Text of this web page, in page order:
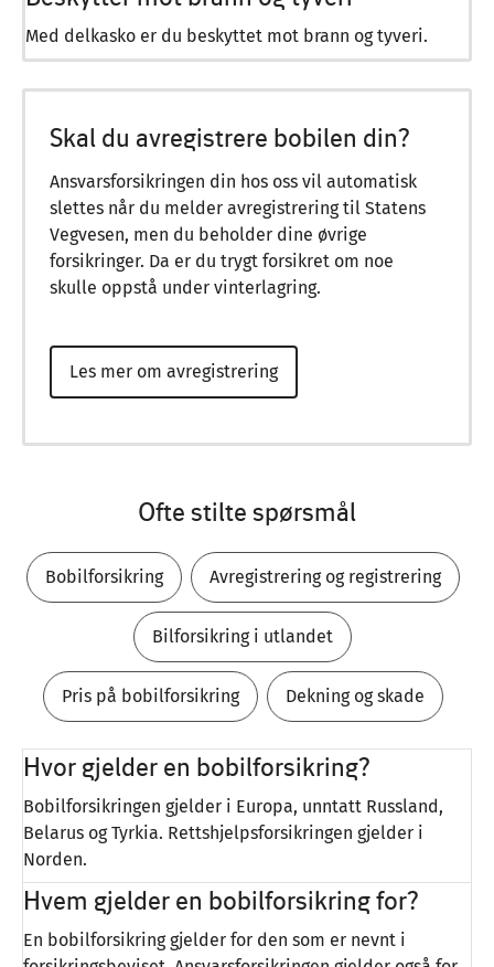
Med delkasko er du beskyttet mot brann og tyveri.
Skal du avregistrere bobilen din?
Ansvarsforsikringen din hos oss vil automatisk
slettes når du melder avregistrering til Statens
Vegvesen, men du beholder dine øvrige
forsikringer. Da er du trygt forsikret om noe
skulle oppstå under vinterlagring.
Les mer om avregistrering
Ofte stilte spørsmål
Bobilforsikring Avregistrering og registrering
Bilforsikring i utlandet
Pris på bobilforsikring Dekning og skade
Hvor gjelder en bobilforsikring?
Bobilforsikringen gjelder i Europa, unntatt Russland,
Belarus og Tyrkia. Rettshjelpsforsikringen gjelder i
Norden.
Hvem gjelder en bobilforsikring for?
En bobilforsikring gjelder for den som er nevnt i